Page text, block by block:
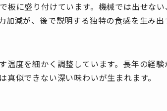
板に盛り付けています。機械では出せない
加減が、後で説明する独特の食感を生み出
温度を細かく調整しています。長年の経験
似できない深い味わいが生まれます。